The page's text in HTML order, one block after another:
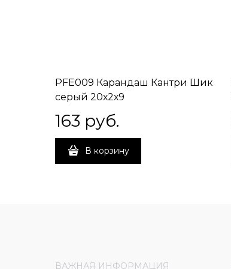
PFE009 Карандаш Кантри Шик
серый 20х2х9
163 руб.
В корзину
ВАЖНАЯ ИНФОРМАЦИЯ